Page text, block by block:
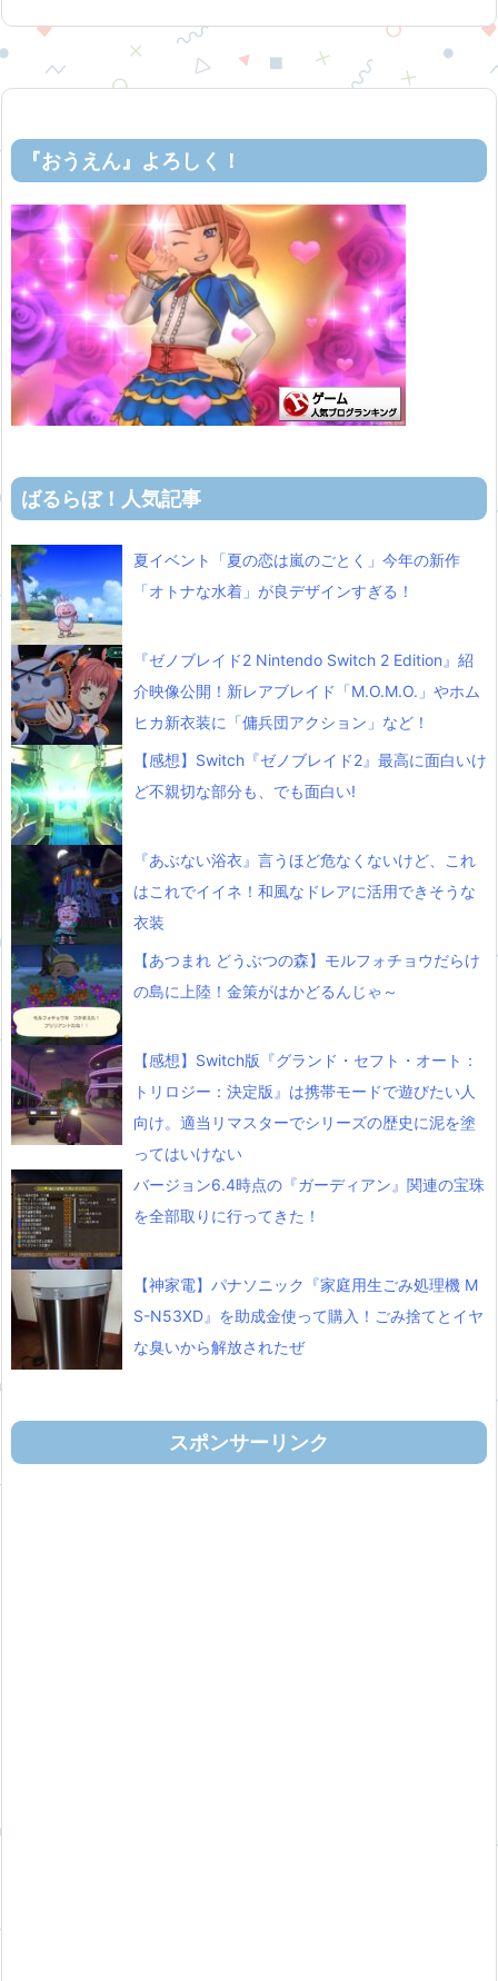
『おうえん』よろしく！
ばるらぼ！人気記事
夏イベント「夏の恋は嵐のごとく」今年の新作
「オトナな水着」が良デザインすぎる！
『ゼノブレイド2 Nintendo Switch 2 Edition』紹
介映像公開！新レアブレイド「M.O.M.O.」やホム
ヒカ新衣装に「傭兵団アクション」など！
【感想】Switch『ゼノブレイド2』最高に面白いけ
ど不親切な部分も、でも面白い!
『あぶない浴衣』言うほど危なくないけど、これ
はこれでイイネ！和風なドレアに活用できそうな
衣装
【あつまれ どうぶつの森】モルフォチョウだらけ
の島に上陸！金策がはかどるんじゃ～
【感想】Switch版『グランド・セフト・オート：
トリロジー：決定版』は携帯モードで遊びたい人
向け。適当リマスターでシリーズの歴史に泥を塗
ってはいけない
バージョン6.4時点の『ガーディアン』関連の宝珠
を全部取りに行ってきた！
【神家電】パナソニック『家庭用生ごみ処理機 M
S-N53XD』を助成金使って購入！ごみ捨てとイヤ
な臭いから解放されたぜ
スポンサーリンク